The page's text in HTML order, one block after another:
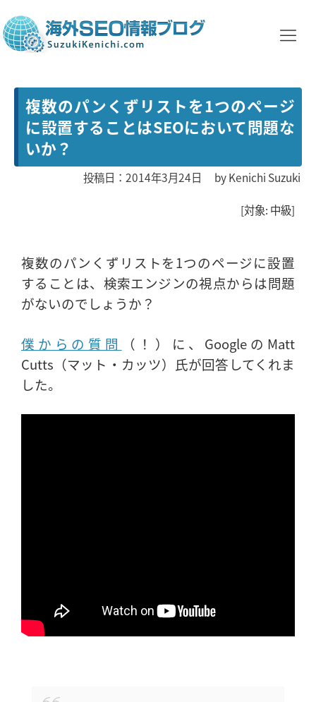
複数のパンくずリストを1つのページ
に設置することはSEOにおいて問題な
いか？
投稿日：2014年3月24日 byKenichi Suzuki
[対象: 中級]
複数のパンくずリストを1つのページに設置
することは、検索エンジンの視点からは問題
がないのでしょうか？
僕からの質問
（！）に、GoogleのMatt
Cutts（マット・カッツ）氏が回答してくれま
した。